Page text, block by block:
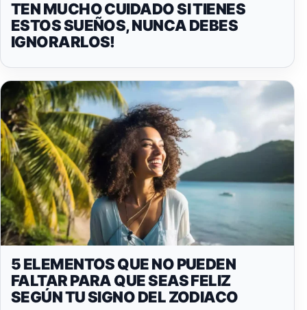
TEN MUCHO CUIDADO SI TIENES
ESTOS SUEÑOS, NUNCA DEBES
IGNORARLOS!
5 ELEMENTOS QUE NO PUEDEN
FALTAR PARA QUE SEAS FELIZ
SEGÚN TU SIGNO DEL ZODIACO